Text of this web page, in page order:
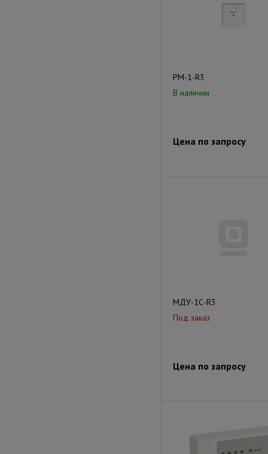
РМ-1-R3
В наличии
Цена по запросу
МДУ-1С-R3
Под заказ
Цена по запросу